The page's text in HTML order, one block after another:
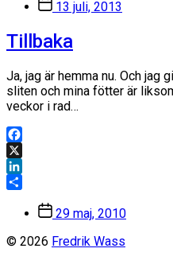
13 juli, 2013
Tillbaka
Ja, jag är hemma nu. Och jag
sliten och mina fötter är
veckor i rad…
Facebook
X
LinkedIn
Inläggsdatum
29 maj, 2010
© 2026 Fredrik Wass